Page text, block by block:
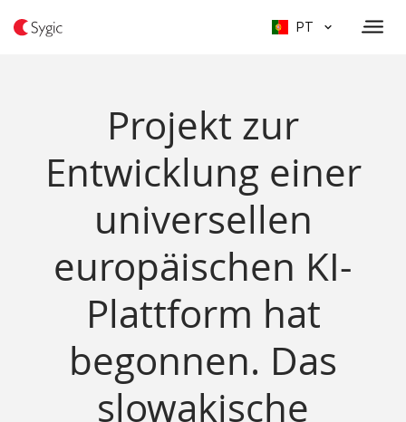
PT
Projekt zur
Entwicklung einer
universellen
europäischen KI-
Plattform hat
begonnen. Das
slowakische